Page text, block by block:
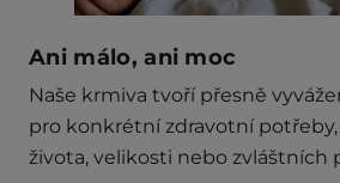
Ani málo,ani moc
Naše krmiva tvoří přesně
pro konkrétní zdravotní
života, velikosti nebo zvláštních